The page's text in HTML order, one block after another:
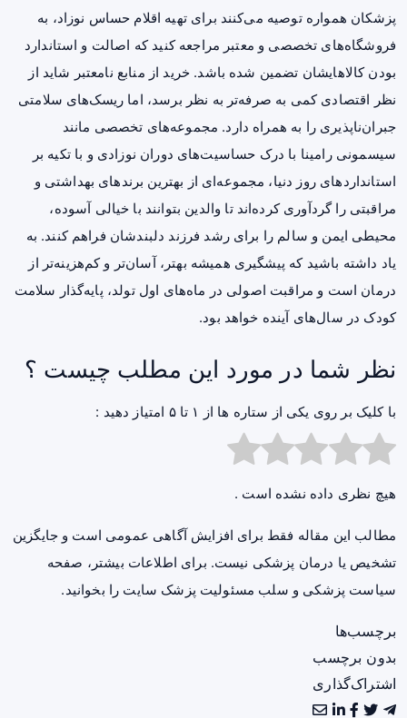
پزشکان همواره توصیه می‌کنند برای تهیه اقلام حساس نوزاد، به
فروشگاه‌های تخصصی و معتبر مراجعه کنید که اصالت و استاندارد
بودن کالاهایشان تضمین شده باشد. خرید از منابع نامعتبر شاید از
نظر اقتصادی کمی به صرفه‌تر به نظر برسد، اما ریسک‌های سلامتی
جبران‌ناپذیری را به همراه دارد. مجموعه‌های تخصصی مانند
سیسمونی رامینا با درک حساسیت‌های دوران نوزادی و با تکیه بر
استانداردهای روز دنیا، مجموعه‌ای از بهترین برندهای بهداشتی و
مراقبتی را گردآوری کرده‌اند تا والدین بتوانند با خیالی آسوده،
محیطی ایمن و سالم را برای رشد فرزند دلبندشان فراهم کنند. به
یاد داشته باشید که پیشگیری همیشه بهتر، آسان‌تر و کم‌هزینه‌تر از
درمان است و مراقبت اصولی در ماه‌های اول تولد، پایه‌گذار سلامت
کودک در سال‌های آینده خواهد بود.
نظر شما در مورد این مطلب چیست ؟
با کلیک بر روی یکی از ستاره ها از ۱ تا ۵ امتیاز دهید :
هیچ نظری داده نشده است .
مطالب این مقاله فقط برای افزایش آگاهی عمومی است و جایگزین
تشخیص یا درمان پزشکی نیست. برای اطلاعات بیشتر، صفحه
سیاست پزشکی و سلب مسئولیت پزشک سایت را بخوانید.
برچسب‌ها
بدون برچسب
اشتراک‌گذاری